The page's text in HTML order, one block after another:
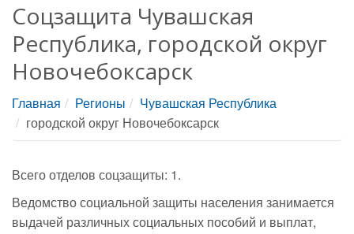
Соцзащита Чувашская
Республика, городской округ
Новочебоксарск
Главная Регионы
Чувашская Республика
городской округ Новочебоксарск
Всего отделов соцзащиты: 1.
Ведомство социальной защиты населения занимается
выдачей различных социальных пособий и выплат,